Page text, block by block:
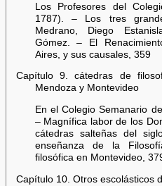
Los Profesores del
1787). – Los tres
Medrano, Diego
Gómez. – El
Aires, y sus causales, 359
Capítulo 9. cátedras de
Mendoza y Montevideo
En el Colegio Semanario
– Magnífica labor de los
cátedras salteñas del
enseñanza de la
filosófica en Montevideo,
Capítulo 10. Otros escolásticos